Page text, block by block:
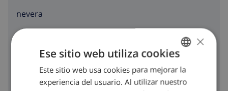
nevera
congelador
tostadora
lavavajillas
SPANISH
DUTCH
×
Ese sitio web utiliza cookies
Este sitio web usa cookies para mejorar la
experiencia del usuario. Al utilizar nuestro